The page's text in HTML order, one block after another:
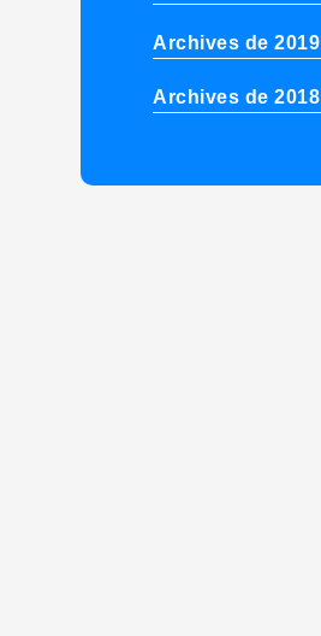
Archives de 2019
Archives de 2018